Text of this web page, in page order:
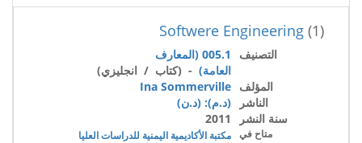
(1)
Softwere Engineering
التصنيف
005.1 (المعارف
العامة) - (كتاب / انجليزي)
المؤلف Ina Sommerville
الناشر
(د.م): (د.ن)
سنة النشر
2011
متاح في مكتبة الأكاديمية اليمنية للدراسات العليا